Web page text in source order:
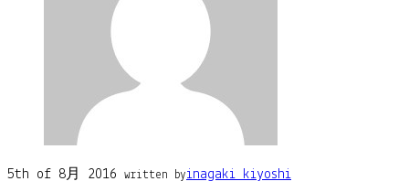
5th of 8月 2016 written byinagaki_kiyoshi